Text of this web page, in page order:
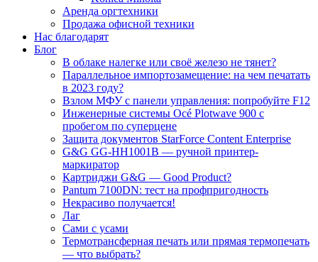
Аренда оргтехники
Продажа офисной техники
Нас благодарят
Блог
В облаке налегке или своё железо не тянет?
Параллельное импортозамещение: на чем печатать
в 2023 году?
Взлом МФУ с панели управления: попробуйте F12
Инженерные системы Océ Plotwave 900 с
пробегом по суперцене
Защита документов StarForce Content Enterprise
G&G GG-HH1001B — ручной принтер-
маркиратор
Картриджи G&G — Good Product?
Pantum 7100DN: тест на профпригодность
Некрасиво получается!
Лаг
Сами с усами
Термотрансферная печать или прямая термопечать
— что выбрать?